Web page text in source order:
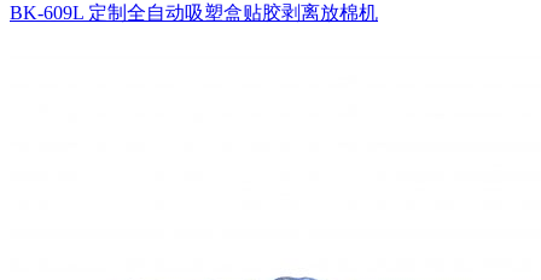
BK-609L 定制全自动吸塑盒贴胶剥离放棉机